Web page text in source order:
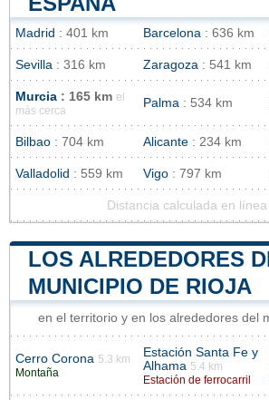
Madrid : 401 km Barcelona : 636 km
Sevilla : 316 km Zaragoza : 541 km
Murcia : 165 km el
más cerca
Palma : 534 km
Bilbao : 704 km Alicante : 234 km
Valladolid : 559 km Vigo : 797 km
Distancia calculada en
LOS ALREDEDORES
MUNICIPIO DE RIOJA
en el territorio y en los alrededores del
Cerro Corona 5.3 km
Montaña
Estación Santa Fe y
Alhama 5.4 km
Estación de ferrocarril